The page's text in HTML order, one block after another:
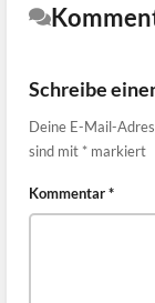
Schreibe
Deine E-Mail-
sind mit * markiert
Kommentar*